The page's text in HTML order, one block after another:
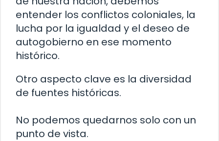
entender los conflictos coloniales, la
lucha por la igualdad y el deseo de
autogobierno en ese momento
histórico.
Otro aspecto clave es la diversidad
de fuentes históricas.
No podemos quedarnos solo con un
punto de vista.